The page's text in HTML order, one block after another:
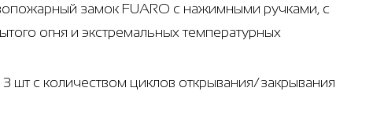
замок FUARO с нажимными ручками, с
огня и экстремальных температурных
с количеством циклов открывания/закрывания